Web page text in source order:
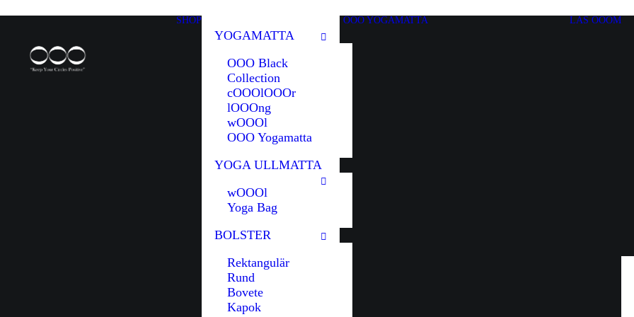
SHOP
YOGAMATTA
OOO Black
Collection
cOOOlOOOr
lOOOng
wOOOl
OOO Yogamatta
YOGA ULLMATTA
wOOOl
Yoga Bag
BOLSTER
Rektangulär
Rund
Bovete
Kapok
OOO YOGAMATTA LÄS OOOM